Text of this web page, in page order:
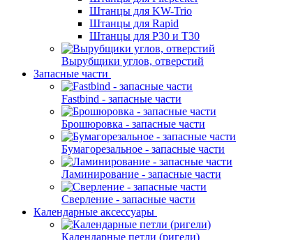
Штанцы для KW-Trio
Штанцы для Rapid
Штанцы для Р30 и Т30
Вырубщики углов, отверстий
Запасные части
Fastbind - запасные части
Брошюровка - запасные части
Бумагорезальное - запасные части
Ламинирование - запасные части
Сверление - запасные части
Календарные аксессуары
Календарные петли (ригели)